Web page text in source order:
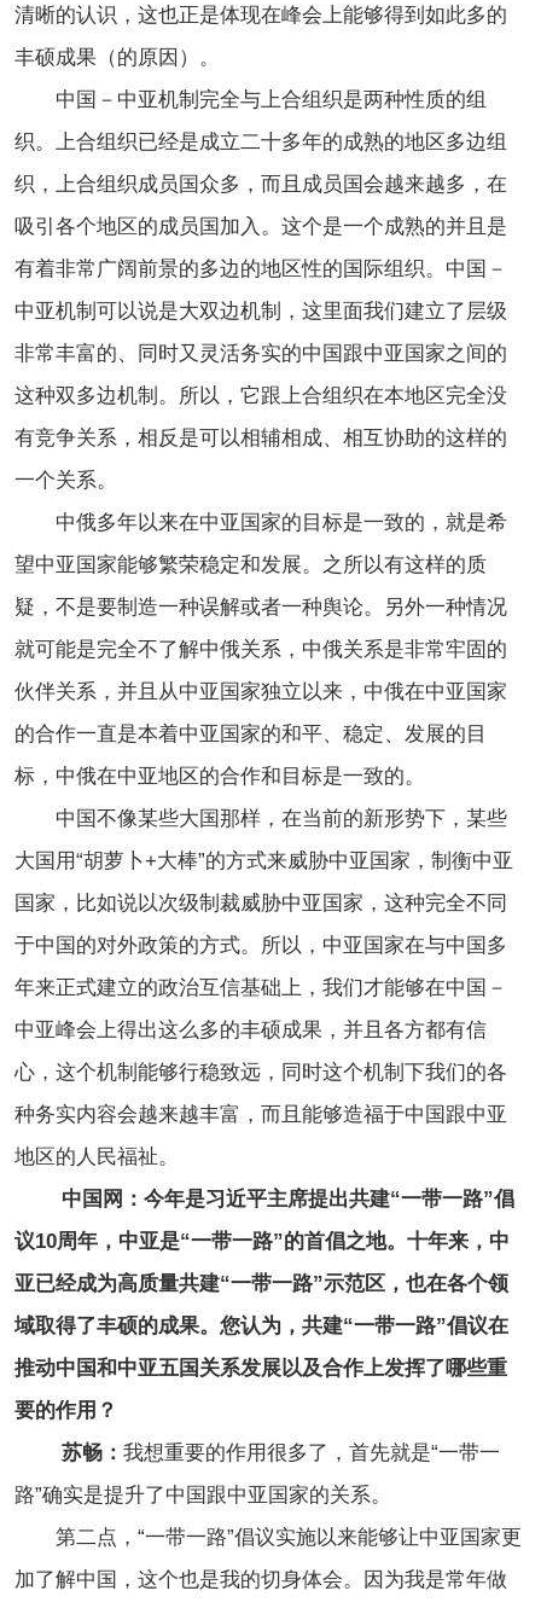
清晰的认识，这也正是体现在峰会上能够得到如此多的
丰硕成果（的原因）。
中国－中亚机制完全与上合组织是两种性质的组
织。上合组织已经是成立二十多年的成熟的地区多边组
织，上合组织成员国众多，而且成员国会越来越多，在
吸引各个地区的成员国加入。这个是一个成熟的并且是
有着非常广阔前景的多边的地区性的国际组织。中国－
中亚机制可以说是大双边机制，这里面我们建立了层级
非常丰富的、同时又灵活务实的中国跟中亚国家之间的
这种双多边机制。所以，它跟上合组织在本地区完全没
有竞争关系，相反是可以相辅相成、相互协助的这样的
一个关系。
中俄多年以来在中亚国家的目标是一致的，就是希
望中亚国家能够繁荣稳定和发展。之所以有这样的质
疑，不是要制造一种误解或者一种舆论。另外一种情况
就可能是完全不了解中俄关系，中俄关系是非常牢固的
伙伴关系，并且从中亚国家独立以来，中俄在中亚国家
的合作一直是本着中亚国家的和平、稳定、发展的目
标，中俄在中亚地区的合作和目标是一致的。
中国不像某些大国那样，在当前的新形势下，某些
大国用“胡萝卜+大棒”的方式来威胁中亚国家，制衡中亚
国家，比如说以次级制裁威胁中亚国家，这种完全不同
于中国的对外政策的方式。所以，中亚国家在与中国多
年来正式建立的政治互信基础上，我们才能够在中国－
中亚峰会上得出这么多的丰硕成果，并且各方都有信
心，这个机制能够行稳致远，同时这个机制下我们的各
种务实内容会越来越丰富，而且能够造福于中国跟中亚
地区的人民福祉。
中国网：今年是习近平主席提出共建“一带一路”倡
议10周年，中亚是“一带一路”的首倡之地。十年来，中
亚已经成为高质量共建“一带一路”示范区，也在各个领
域取得了丰硕的成果。您认为，共建“一带一路”倡议在
推动中国和中亚五国关系发展以及合作上发挥了哪些重
要的作用？
苏畅： 我想重要的作用很多了，首先就是“一带一
路”确实是提升了中国跟中亚国家的关系。
第二点，“一带一路”倡议实施以来能够让中亚国家更
加了解中国，这个也是我的切身体会。因为我是常年做